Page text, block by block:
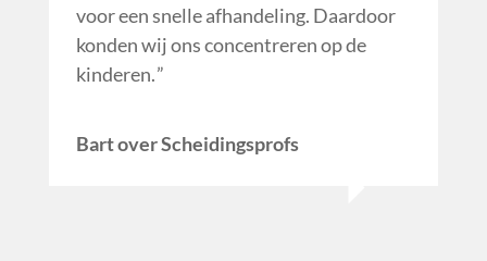
voor een snelle afhandeling. Daardoor
konden wij ons concentreren op de
kinderen.
Bart over Scheidingsprofs